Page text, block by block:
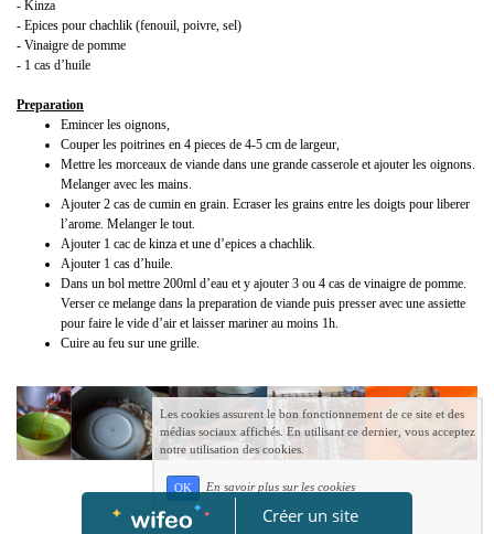
- Kinza
- Epices pour chachlik (fenouil, poivre, sel)
- Vinaigre de pomme
- 1 cas d’huile
Preparation
Emincer les oignons,
Couper les poitrines en 4 pieces de 4-5 cm de largeur,
Mettre les morceaux de viande dans une grande casserole et ajouter les oignons.
Melanger avec les mains.
Ajouter 2 cas de cumin en grain. Ecraser les grains entre les doigts pour liberer
l’arome. Melanger le tout.
Ajouter 1 cac de kinza et une d’epices a chachlik.
Ajouter 1 cas d’huile.
Dans un bol mettre 200ml d’eau et y ajouter 3 ou 4 cas de vinaigre de pomme.
Verser ce melange dans la preparation de viande puis presser avec une assiette
pour faire le vide d’air et laisser mariner au moins 1h.
Cuire au feu sur une grille.
Créer un site
Les cookies assurent le bon fonctionnement de ce site et des
médias sociaux affichés. En utilisant ce dernier, vous acceptez
notre utilisation des cookies.
OK En savoir plus sur les cookies